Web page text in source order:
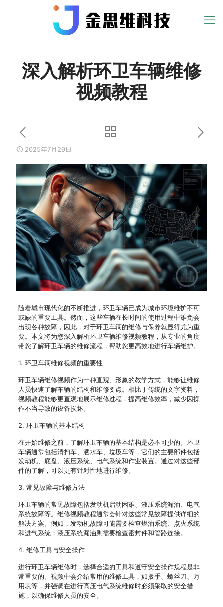
深入解析环卫车辆维修
视频教程
2025年7月29日
随着城市现代化的不断推进，环卫车辆已成为城市环境维护不可
或缺的重要工具。然而，这些车辆在长时间的使用过程中难免会
出现各种故障，因此，对于环卫车辆的维修与保养就显得尤为重
要。本文将为您深入解析环卫车辆维修视频教程，从专业的角度
带您了解环卫车辆的维修流程，帮助您更高效地进行车辆维护。
1. 环卫车辆维修视频的重要性
环卫车辆维修视频作为一种直观、形象的教学方式，能够让维修
人员快速了解车辆的结构和维修要点。相比于传统的文字资料，
视频教程能够更直观地展示维修过程，提高维修效率，减少因操
作不当导致的设备损坏。
2. 环卫车辆的基本结构
在开始维修之前，了解环卫车辆的基本结构是必不可少的。环卫
车辆通常包括清扫车、洒水车、垃圾车等，它们的主要部件包括
发动机、底盘、液压系统、电气系统和作业装置。通过对这些部
件的了解，可以更有针对性地进行维修。
3. 常见故障与维修方法
环卫车辆的常见故障包括发动机启动困难、液压系统漏油、电气
系统故障等。维修视频教程通常会针对这些常见故障提供详细的
解决方案。例如，发动机故障可能需要检查燃油系统、点火系统
和进气系统；液压系统漏油则需要检查密封件和管路连接。
4. 维修工具与安全操作
进行环卫车辆维修时，选择合适的工具和遵守安全操作规程是非
常重要的。视频中会介绍常用的维修工具，如扳手、螺丝刀、万
用表等，并强调在进行高压电气系统维修时必须采取的安全措
施，以确保维修人员的安全。